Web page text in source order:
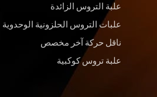
علبة التروس الزائدة
علبات التروس الحلزونية الوحدوية
ناقل حركة آخر مخصص
علبة تروس كوكبية